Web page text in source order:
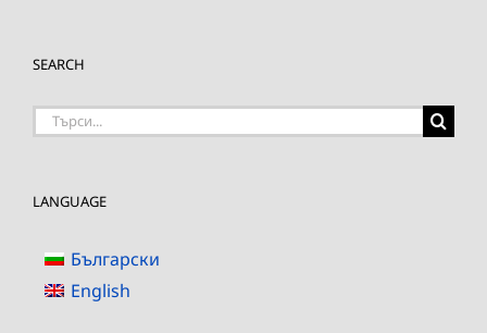
SEARCH
Търсене
LANGUAGE
Български
English